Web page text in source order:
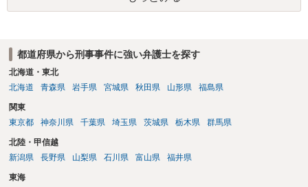
都道府県から刑事事件に強い弁護士を探す
北海道・東北
北海道
青森県 岩手県 宮城県 秋田県 山形県 福島県
関東
東京都
神奈川県 千葉県 埼玉県 茨城県 栃木県 群馬県
北陸・甲信越
新潟県
長野県 山梨県 石川県 富山県 福井県
東海